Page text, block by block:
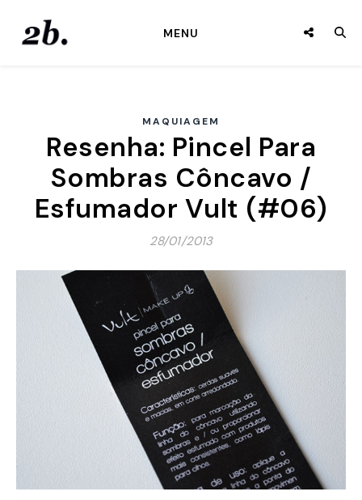
MENU
MAQUIAGEM
Resenha: Pincel Para
Sombras Côncavo /
Esfumador Vult (#06)
28/01/2013